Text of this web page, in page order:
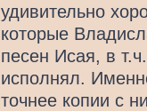
удивительно
которые
песен Исая, в
исполнял.
точнее копии с